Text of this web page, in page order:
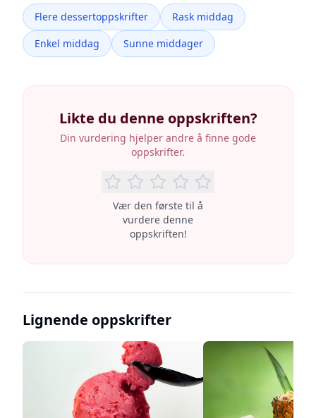
Flere dessertoppskrifter
Rask middag
Enkel middag
Sunne middager
Likte du denne oppskriften?
Din vurdering hjelper andre å finne gode
oppskrifter.
Vær den første til å
vurdere denne
oppskriften!
Lignende oppskrifter